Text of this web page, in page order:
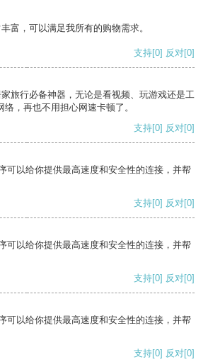
富，可以满足我所有的购物需求。
支持[0] 反对[0]
旅行必备神器，无论是看视频、玩游戏还是工
，再也不用担心网速卡顿了。
支持[0] 反对[0]
可以给你提供最高速度和安全性的连接，并帮
支持[0] 反对[0]
可以给你提供最高速度和安全性的连接，并帮
支持[0] 反对[0]
可以给你提供最高速度和安全性的连接，并帮
支持[0] 反对[0]